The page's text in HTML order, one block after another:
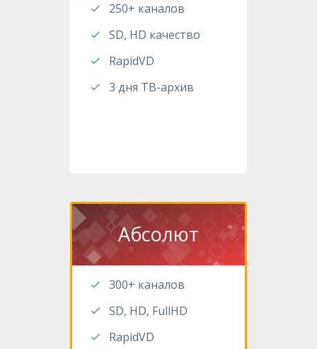
250+ каналов
SD, HD качество
RapidVD
3 дня ТВ-архив
Абсолют
300+ каналов
SD, HD, FullHD
RapidVD